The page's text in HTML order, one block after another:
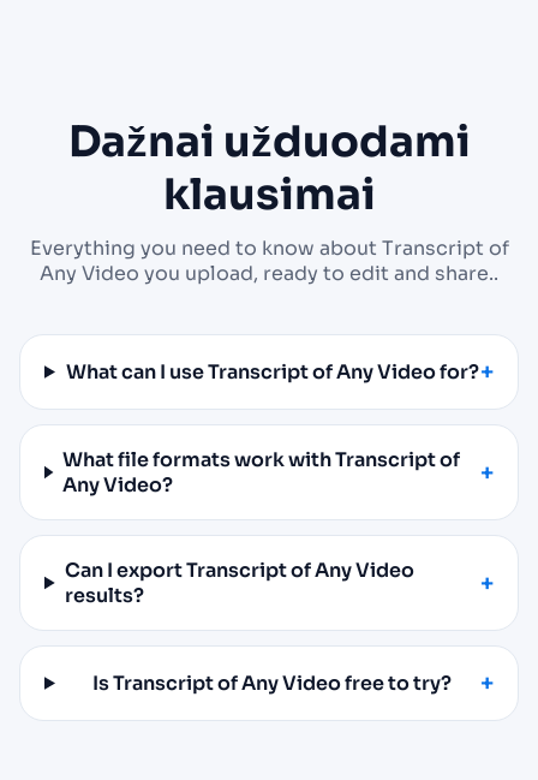
Dažnai užduodami
klausimai
Everything you need to know about Transcript of
Any Video you upload, ready to edit and share..
What can I use Transcript of Any Video for?
What file formats work with Transcript of
Any Video?
Can I export Transcript of Any Video
results?
Is Transcript of Any Video free to try?